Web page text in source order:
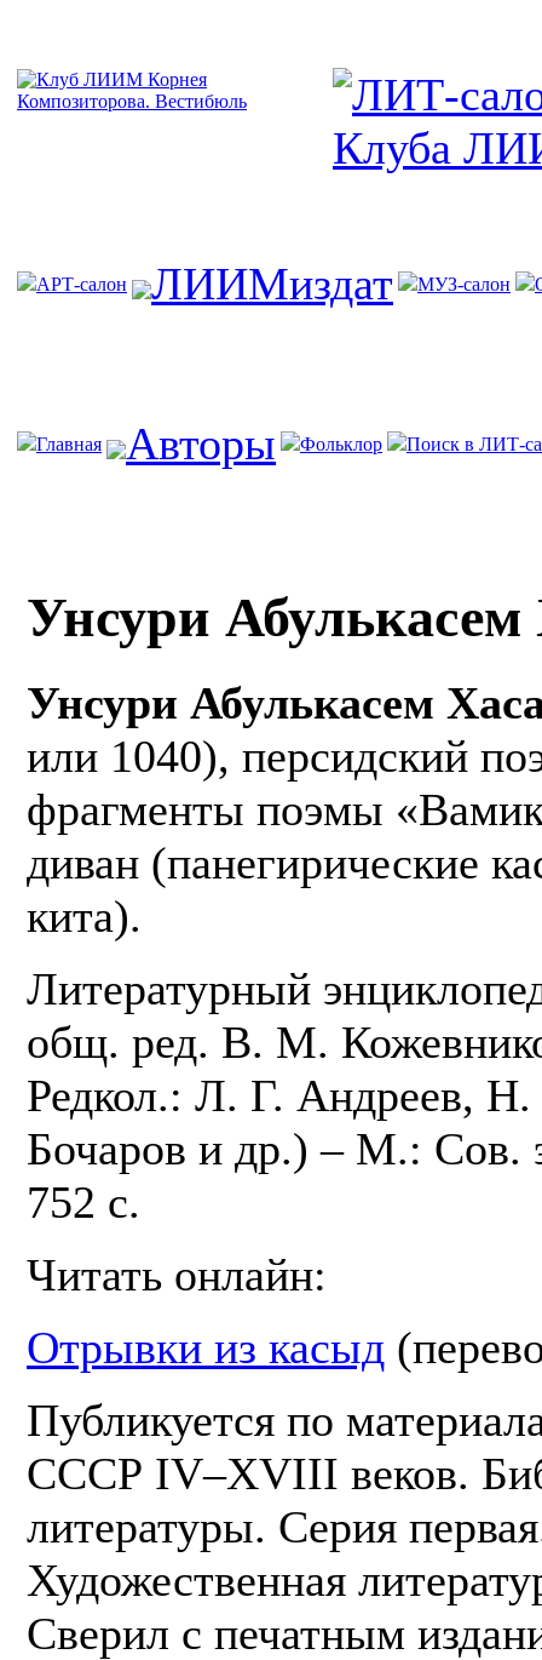
АРТ-салон ЛИИМиздат МУЗ-салон
Главная Авторы Фольклор Поиск в ЛИТ-
Унсури Абулькасем
Унсури Абулькасем
или 1040), персидский
фрагменты поэмы
диван (панегирические
кита).
Литературный
общ. ред. В. М.
Редкол.: Л. Г. Андреев,
Бочаров и др.) – М.: Сов.
752 с.
Читать онлайн:
Отрывки из касыд
Публикуется по
СССР IV–XVIII веков.
литературы. Серия
Художественная
Сверил с печатным